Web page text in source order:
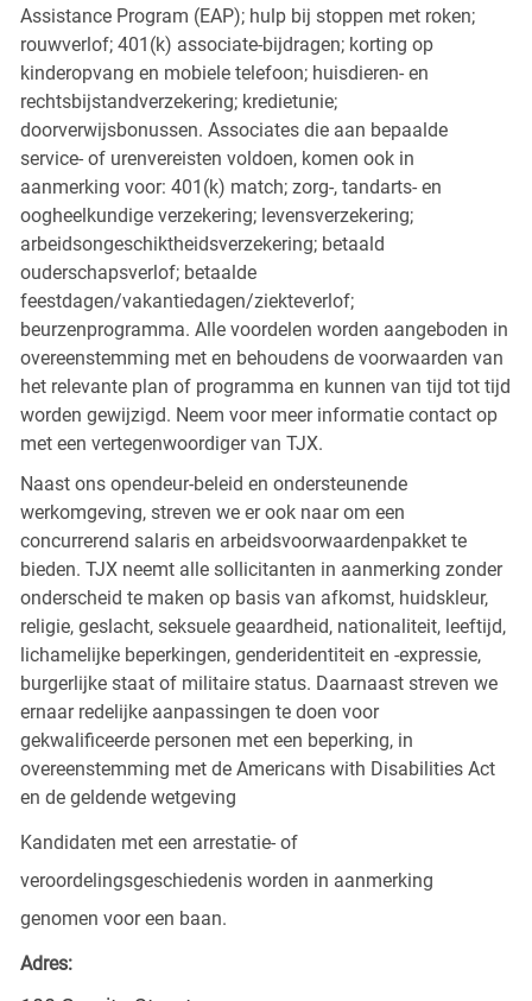
Assistance Program (EAP); hulp bij stoppen met roken;
rouwverlof; 401(k) associate-bijdragen; korting op
kinderopvang en mobiele telefoon; huisdieren- en
rechtsbijstandverzekering; kredietunie;
doorverwijsbonussen. Associates die aan bepaalde
service- of urenvereisten voldoen, komen ook in
aanmerking voor: 401(k) match; zorg-, tandarts- en
oogheelkundige verzekering; levensverzekering;
arbeidsongeschiktheidsverzekering; betaald
ouderschapsverlof; betaalde
feestdagen/vakantiedagen/ziekteverlof;
beurzenprogramma. Alle voordelen worden aangeboden in
overeenstemming met en behoudens de voorwaarden van
het relevante plan of programma en kunnen van tijd tot tijd
worden gewijzigd. Neem voor meer informatie contact op
met een vertegenwoordiger van TJX.
Naast ons opendeur-beleid en ondersteunende
werkomgeving, streven we er ook naar om een
concurrerend salaris en arbeidsvoorwaardenpakket te
bieden. TJX neemt alle sollicitanten in aanmerking zonder
onderscheid te maken op basis van afkomst, huidskleur,
religie, geslacht, seksuele geaardheid, nationaliteit, leeftijd,
lichamelijke beperkingen, genderidentiteit en -expressie,
burgerlijke staat of militaire status. Daarnaast streven we
ernaar redelijke aanpassingen te doen voor
gekwalificeerde personen met een beperking, in
overeenstemming met de Americans with Disabilities Act
en de geldende wetgeving
Kandidaten met een arrestatie- of
veroordelingsgeschiedenis worden in aanmerking
genomen voor een baan.
Adres: